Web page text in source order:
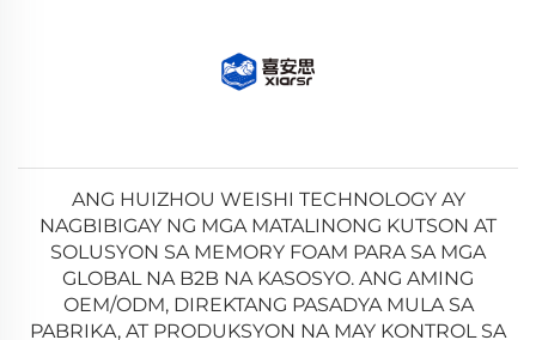
ANG HUIZHOU WEISHI TECHNOLOGY AY
NAGBIBIGAY NG MGA MATALINONG KUTSON AT
SOLUSYON SA MEMORY FOAM PARA SA MGA
GLOBAL NA B2B NA KASOSYO. ANG AMING
OEM/ODM, DIREKTANG PASADYA MULA SA
PABRIKA, AT PRODUKSYON NA MAY KONTROL SA